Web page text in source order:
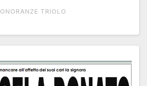
ONORANZE TRIOLO